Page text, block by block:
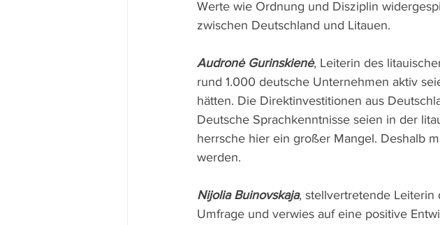
Werte wie Ordnung und Disziplin
zwischen Deutschland und Litauen.
Audronė Gurinskienė, Leiterin des
rund 1.000 deutsche Unternehmen aktiv
hätten. Die Direktinvestitionen aus
Deutsche Sprachkenntnisse seien in der
herrsche hier ein großer Mangel. Deshalb
werden.
Nijolia Buinovskaja, stellvertretende Leiterin
Umfrage und verwies auf eine positive